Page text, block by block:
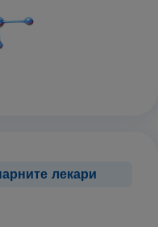
лекари